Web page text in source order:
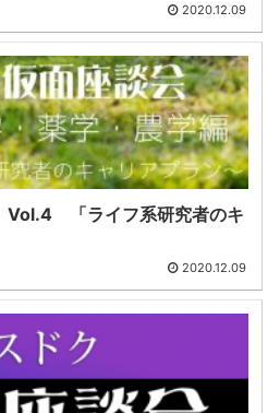
2020.12.09
「ライフ系研究者のキ
2020.12.09